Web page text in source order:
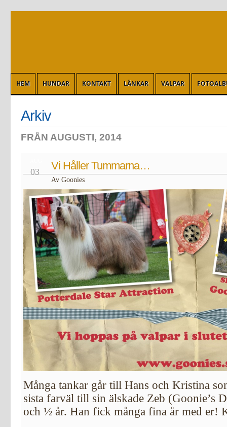
HEM HUNDAR KONTAKT LÄNKAR VALPAR
Arkiv
FRÅN AUGUSTI, 2014
03 Vi Håller Tummarna…
Av Goonies
Många tankar går till Hans och Kristina
sista farväl till sin älskade Zeb (Goonie’s
och ½ år. Han fick många fina år med er!